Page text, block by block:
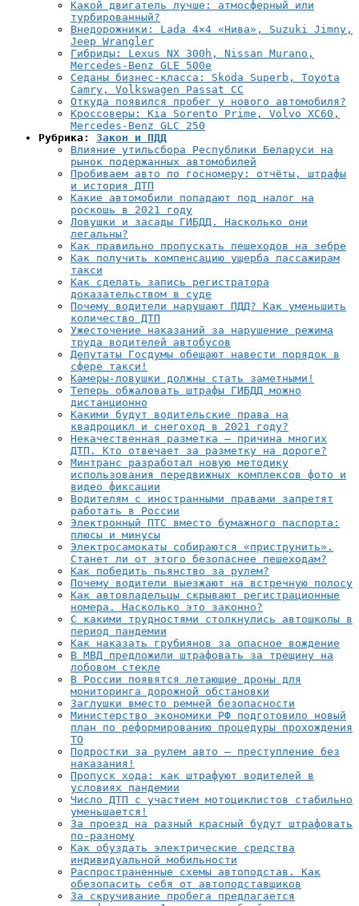
Какой двигатель лучше: атмосферный или
турбированный?
Внедорожники: Lada 4×4 «Нива», Suzuki Jimny,
Jeep Wrangler
Гибриды: Lexus NX 300h, Nissan Murano,
Mercedes-Benz GLE 500e
Седаны бизнес-класса: Skoda Superb, Toyota
Camry, Volkswagen Passat CC
Откуда появился пробег у нового автомобиля?
Кроссоверы: Kia Sorento Prime, Volvo XC60,
Mercedes-Benz GLC 250
Рубрика: Закон и ПДД
Влияние утильсбора Республики Беларуси на
рынок подержанных автомобилей
Пробиваем авто по госномеру: отчёты, штрафы
и история ДТП
Какие автомобили попадают под налог на
роскошь в 2021 году
Ловушки и засады ГИБДД. Насколько они
легальны?
Как правильно пропускать пешеходов на зебре
Как получить компенсацию ущерба пассажирам
такси
Как сделать запись регистратора
доказательством в суде
Почему водители нарушают ПДД? Как уменьшить
количество ДТП
Ужесточение наказаний за нарушение режима
труда водителей автобусов
Депутаты Госдумы обещают навести порядок в
сфере такси!
Камеры-ловушки должны стать заметными!
Теперь обжаловать штрафы ГИБДД можно
дистанционно
Какими будут водительские права на
квадроцикл и снегоход в 2021 году?
Некачественная разметка — причина многих
ДТП. Кто отвечает за разметку на дороге?
Минтранс разработал новую методику
использования передвижных комплексов фото и
видео фиксации
Водителям с иностранными правами запретят
работать в России
Электронный ПТС вместо бумажного паспорта:
плюсы и минусы
Электросамокаты собираются «приструнить».
Станет ли от этого безопаснее пешеходам?
Как победить пьянство за рулем?
Почему водители выезжают на встречную полосу
Как автовладельцы скрывают регистрационные
номера. Насколько это законно?
С какими трудностями столкнулись автошколы в
период пандемии
Как наказать грубиянов за опасное вождение
В МВД предложили штрафовать за трещину на
лобовом стекле
В России появятся летающие дроны для
мониторинга дорожной обстановки
Заглушки вместо ремней безопасности
Министерство экономики РФ подготовило новый
план по реформированию процедуры прохождения
ТО
Подростки за рулем авто – преступление без
наказания!
Пропуск хода: как штрафуют водителей в
условиях пандемии
Число ДТП с участием мотоциклистов стабильно
уменьшается!
За проезд на разный красный будут штрафовать
по-разному
Как обуздать электрические средства
индивидуальной мобильности
Распространенные схемы автоподстав. Как
обезопасить себя от автоподставщиков
За скручивание пробега предлагается